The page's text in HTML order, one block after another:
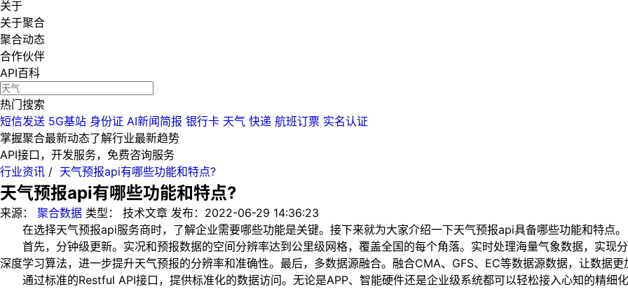
关于
关于聚合
聚合动态
合作伙伴
API百科
热门搜索
短信发送 5G基站 身份证 AI新闻简报 银行卡 天气 快递 航班订票 实名认证
掌握聚合最新动态了解行业最新趋势
API接口，开发服务，免费咨询服务
行业资讯 / 天气预报api有哪些功能和特点?
天气预报api有哪些功能和特点?
来源： 聚合数据 类型： 技术文章 发布： 2022-06-29 14:36:23
在选择天气预报api服务商时，了解企业需要哪些功能是关键。接下来就为大家介绍一下天气预报api具备哪些功能和特点。
首先，分钟级更新。实况和预报数据的空间分辨率达到公里级网格，覆盖全国的每个角落。实时处理海量气象数据，实现
深度学习算法，进一步提升天气预报的分辨率和准确性。最后，多数据源融合。融合CMA、GFS、EC等数据源数据，让数据更
通过标准的Restful API接口，提供标准化的数据访问。无论是APP、智能硬件还是企业级系统都可以轻松接入心知的精细